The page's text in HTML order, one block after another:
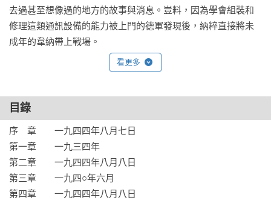
去過甚至想像過的地方的故事與消息。豈料，因為學會組裝和
修理這類通訊設備的能力被上門的德軍發現後，納粹直接將未
成年的韋納帶上戰場。
人人都希望在戰爭中活下來。而他們只是孩子。
作者以珍珠項鍊般的精妙結構，費時十年，完成一部格局宏偉
的巨著。秉持博物學家的觀察力，在精密建築的小說宇宙中，
從自然與時間的瞬息，甚至小至肉眼看不見的東西，世間處處
藏著人類意想不到的珍貴寶物，種種事物在安東尼‧杜爾筆下
展露繁複驚奇的模樣。究竟光是什麼？這是一個古老的問題。
這本書使人相信，即使眼前漆黑一片，也絕對不要放棄希望。
看更多
目錄
序　章　　一九四四年八月七日
第一章　　一九三四年
第二章　　一九四四年八月八日
第三章　　一九四○年六月
第四章　　一九四四年八月八日